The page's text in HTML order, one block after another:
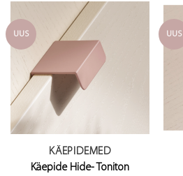
UUS
KÄEPIDEMED
Käepide Hide- Toniton
UUS